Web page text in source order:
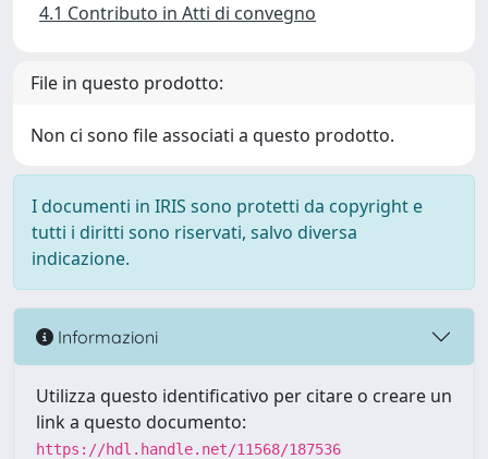
4.1 Contributo in Atti di convegno
File in questo prodotto:
Non ci sono file associati a questo prodotto.
I documenti in IRIS sono protetti da copyright e
tutti i diritti sono riservati, salvo diversa
indicazione.
Informazioni
Utilizza questo identificativo per citare o creare un
link a questo documento:
https://hdl.handle.net/11568/187536